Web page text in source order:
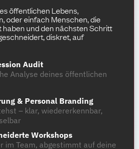
öffentlichen Lebens,
oder einfach Menschen, die
haben und den nächsten Schritt
diskret, auf
Audit
Analyse deines öffentlichen
& Personal Branding
– klar, wiedererkennbar,
Workshops
im Team, abgestimmt auf deine